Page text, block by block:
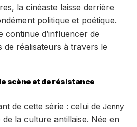
la cinéaste laisse derrière
politique et poétique.
continue d’influencer de
de réalisateurs à travers le
scène et de résistance
de cette série : celui de Jenny
la culture antillaise. Née en